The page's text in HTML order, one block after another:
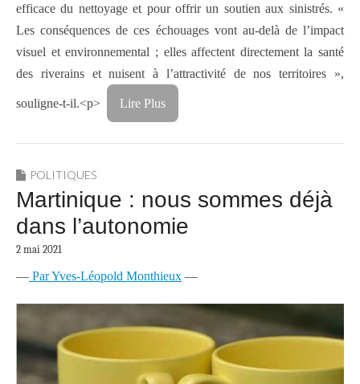
efficace du nettoyage et pour offrir un soutien aux sinistrés. «
Les conséquences de ces échouages vont au-delà de l’impact
visuel et environnemental ; elles affectent directement la santé
des riverains et nuisent à l’attractivité de nos territoires »,
souligne-t-il.<p> Lire Plus
POLITIQUES
Martinique : nous sommes déjà
dans l’autonomie
2 mai 2021
— Par Yves-Léopold Monthieux —